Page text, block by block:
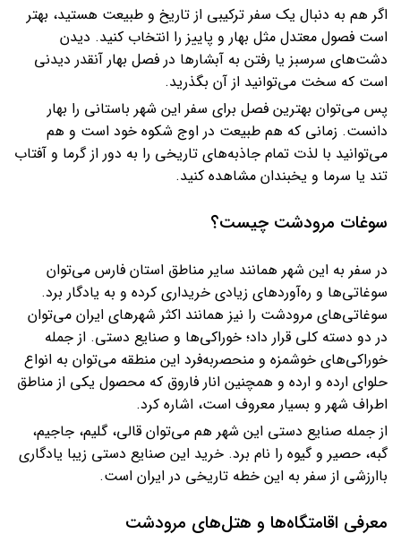
اگر هم به دنبال یک سفر ترکیبی از تاریخ و طبیعت هستید، بهتر
است فصول معتدل مثل بهار و پاییز را انتخاب کنید. دیدن
دشت‌های سرسبز یا رفتن به آبشارها در فصل بهار آنقدر دیدنی
است که سخت می‌توانید از آن بگذرید.
پس می‌توان بهترین فصل برای سفر این شهر باستانی را بهار
دانست. زمانی که هم طبیعت در اوج شکوه خود است و هم
می‌توانید با لذت تمام جاذبه‌های تاریخی را به دور از گرما و آفتاب
تند یا سرما و یخبندان مشاهده کنید.
سوغات مرودشت چیست؟
در سفر به این شهر همانند سایر مناطق استان فارس می‌توان
سوغاتی‌ها و ره‌آوردهای زیادی خریداری کرده و به یادگار برد.
سوغاتی‌های مرودشت را نیز همانند اکثر شهرهای ایران می‌توان
در دو دسته کلی قرار داد؛ خوراکی‌ها و صنایع دستی. از جمله
خوراکی‌های خوشمزه و منحصربه‌فرد این منطقه می‌توان به انواع
حلوای ارده و ارده و همچنین انار فاروق که محصول یکی از مناطق
اطراف شهر و بسیار معروف است، اشاره کرد.
از جمله صنایع دستی این شهر هم می‌توان قالی، گلیم، جاجیم،
گبه، حصیر و گیوه را نام برد. خرید این صنایع دستی زیبا یادگاری
باارزشی از سفر به این خطه تاریخی در ایران است.
معرفی اقامتگاه‌ها و هتل‌های مرودشت